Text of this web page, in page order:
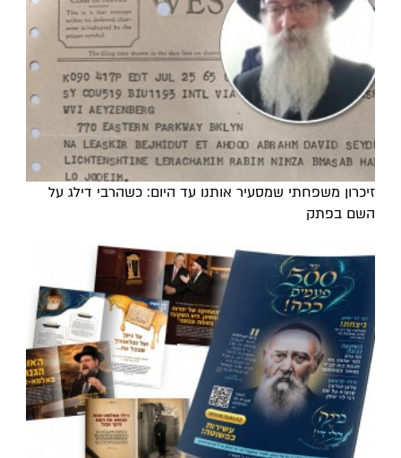
זיכרון משפחתי שמסעיר אותנו עד היום: כשהרבי דילג על
השם בפתק